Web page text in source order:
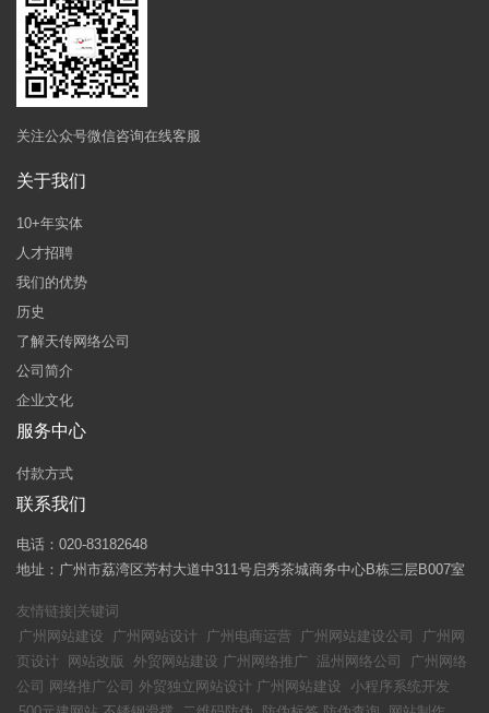
关注公众号微信咨询在线客服
关于我们
10+年实体
人才招聘
我们的优势
历史
了解天传网络公司
公司简介
企业文化
服务中心
付款方式
联系我们
电话：020-83182648
地址：广州市荔湾区芳村大道中311号启秀茶城商务中心B栋三层B007室
友情链接|关键词
广州网站建设
广州网站设计 广州电商运营 广州网站建设公司
广州网
页设计
网站改版 外贸网站建设 广州网络推广 温州网络公司
广州网络
公司 网络推广公司 外贸独立网站设计 广州网站建设 小程序系统开发